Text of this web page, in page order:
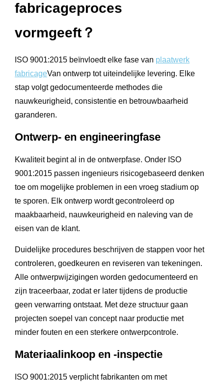
fabricageproces
vormgeeft？
ISO 9001:2015 beïnvloedt elke fase van plaatwerk
fabricageVan ontwerp tot uiteindelijke levering. Elke
stap volgt gedocumenteerde methodes die
nauwkeurigheid, consistentie en betrouwbaarheid
garanderen.
Ontwerp- en engineeringfase
Kwaliteit begint al in de ontwerpfase. Onder ISO
9001:2015 passen ingenieurs risicogebaseerd denken
toe om mogelijke problemen in een vroeg stadium op
te sporen. Elk ontwerp wordt gecontroleerd op
maakbaarheid, nauwkeurigheid en naleving van de
eisen van de klant.
Duidelijke procedures beschrijven de stappen voor het
controleren, goedkeuren en reviseren van tekeningen.
Alle ontwerpwijzigingen worden gedocumenteerd en
zijn traceerbaar, zodat er later tijdens de productie
geen verwarring ontstaat. Met deze structuur gaan
projecten soepel van concept naar productie met
minder fouten en een sterkere ontwerpcontrole.
Materiaalinkoop en -inspectie
ISO 9001:2015 verplicht fabrikanten om met